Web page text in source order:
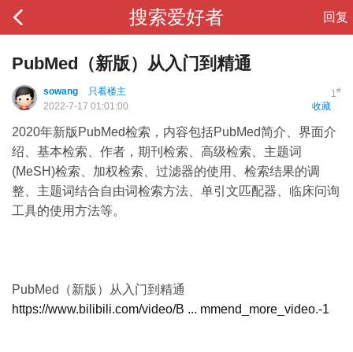
搜索爱好者 回复
PubMed（新版）从入门到精通
1#
sowang
只看楼主
收藏
2022-7-17 01:01:00
2020年新版PubMed检索，内容包括PubMed简介、界面介
绍、基本检索、作者，期刊检索、高级检索、主题词
(MeSH)检索、加权检索、过滤器的使用、检索结果的调
整、主题词结合自由词检索方法、单引文匹配器、临床问询
工具的使用方法等。
PubMed（新版）从入门到精通
https://www.bilibili.com/video/B ... mmend_more_video.-1